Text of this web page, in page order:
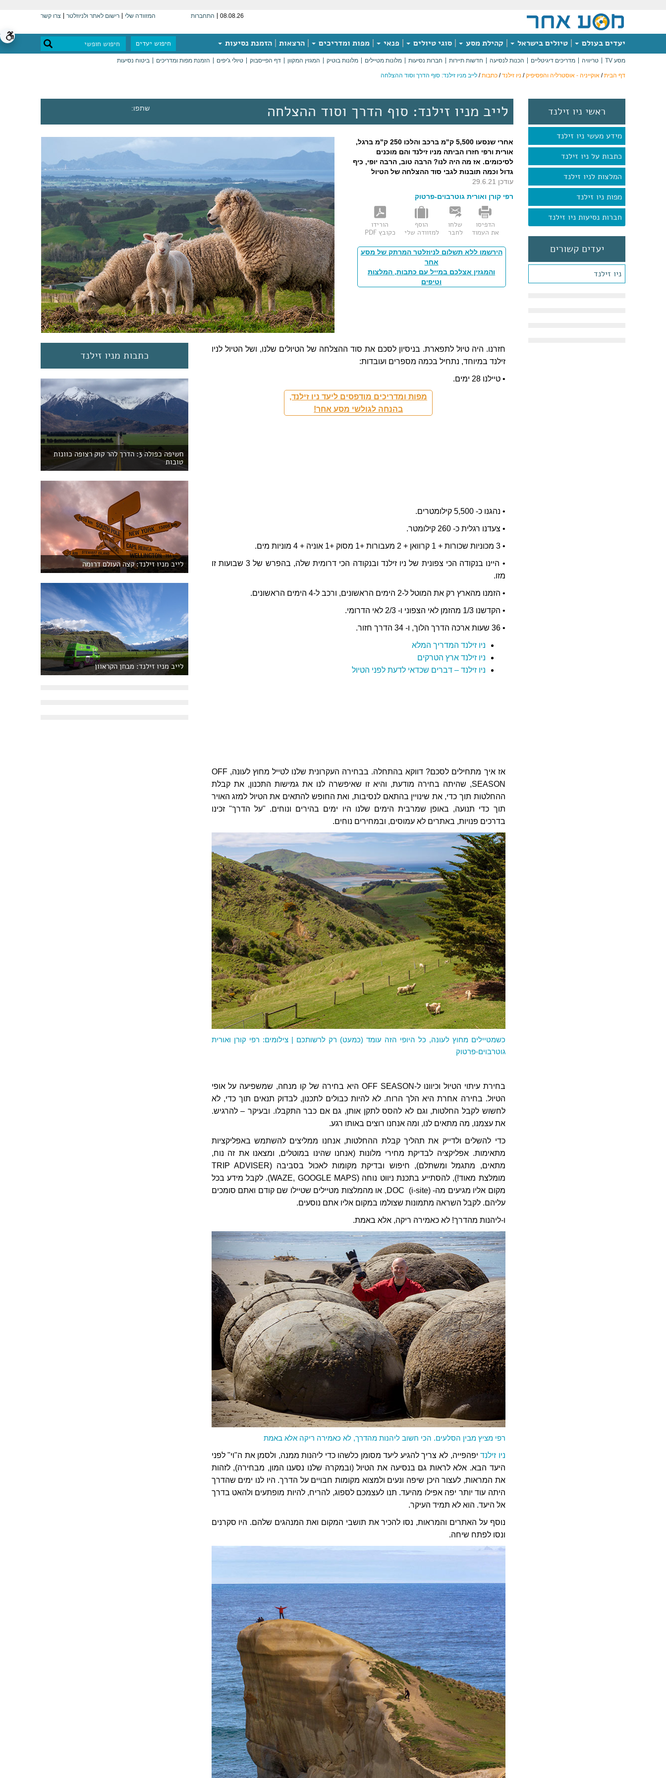
08.08.26 התחברות המזוודה שלי רישום לאתר ולניוזלטר צרו קשר
יעדים בעולם טיולים בישראל קהילת מסע סוגי טיולים פנאי מפות ומדריכים הרצאות הזמנת נסיעות חיפוש יעדים
מסע TV טריוויה מדריכים דיגיטליים הכנות לנסיעה חדשות תיירות חברות נסיעות מלונות מטיילים מלונות בוטיק המגזין המקוון דף הפייסבוק טיולי ג'יפים הזמנת מפות ומדריכים ביטוח נסיעות
דף הבית/ אוקייניה - אוסטרליה והפסיפיק/ ניו זילנד/ כתבות/ לייב מניו זילנד: סוף הדרך וסוד ההצלחה
ראשי ניו זילנד
מידע מעשי ניו זילנד
כתבות על ניו זילנד
המלצות לניו זילנד
מפות ניו זילנד
חברות נסיעות ניו זילנד
יעדים קשורים
ניו זילנד
לייב מניו זילנד: סוף הדרך וסוד ההצלחה שתפו:
אחרי שנסעו 5,500 ק"מ ברכב והלכו 250 ק"מ ברגל,
אורית ורפי חזרו הביתה מניו זילנד והם מוכנים
לסיכומים. אז מה היה לנו? הרבה טוב, הרבה יופי, כיף
גדול וכמה תובנות לגבי סוד ההצלחה של הטיול
עודכן 29.6.21
רפי קורן ואורית גוטרבוים-פרטוק
הדפיסו
את העמוד
שלחו
לחבר
הוסף
למזוודה שלי
הורידו
כקובץ PDF
הירשמו ללא תשלום לניוזלטר המרתק של מסע
אחר
והמגזין אצלכם במייל עם כתבות, המלצות
וטיפים
חזרנו. היה טיול לתפארת. בניסיון לסכם את סוד ההצלחה של הטיולים שלנו, ושל הטיול לניו
זילנד במיוחד, נתחיל בכמה מספרים ועובדות:
• טיילנו 28 ימים.
מפות ומדריכים מודפסים ליעד ניו זילנד,
בהנחה לגולשי מסע אחר!
• נהגנו כ- 5,500 קילומטרים.
• צעדנו רגלית כ- 260 קילומטר.
• 3 מכוניות שכורות + 1 קרוואן + 2 מעבורות +1 מסוק +1 אוניה + 4 מוניות מים.
• היינו בנקודה הכי צפונית של ניו זילנד ובנקודה הכי דרומית שלה, בהפרש של 3 שבועות זו
מזו.
• הזמנו מהארץ רק את המוטל ל-2 הימים הראשונים, ורכב ל-4 הימים הראשונים.
• הקדשנו 1/3 מהזמן לאי הצפוני ו- 2/3 לאי הדרומי.
• 36 שעות ארכה הדרך הלוך, ו- 34 הדרך חזור.
ניו זילנד המדריך המלא
ניו זילנד ארץ הטרקים
ניו זילנד – דברים שכדאי לדעת לפני הטיול
אז איך מתחילים לסכם? דווקא בהתחלה. בבחירה העקרונית שלנו לטייל מחוץ לעונה, OFF
SEASON, שהיתה בחירה מודעת, והיא זו שאיפשרה לנו את גמישות התכנון, את קבלת
ההחלטות תוך כדי, את שינויין בהתאם לנסיבות, ואת החופש להתאים את הטיול למזג האויר
תוך כדי תנועה, באופן שמרבית הימים שלנו היו ימים בהירים ונוחים. "על הדרך" זכינו
בדרכים פנויות, באתרים לא עמוסים, ובמחירים נוחים.
כשמטיילים מחוץ לעונה, כל היופי הזה עומד (כמעט) רק לרשותכם | צילומים: רפי קורן ואורית
גוטרבוים-פרטוק
בחירת עיתוי הטיול וכיוונו ל-OFF SEASON היא בחירה של קו מנחה, שמשפיעה על אופי
הטיול. בחירה אחרת היא הלך הרוח. לא להיות כבולים לתכנון, לבדוק תנאים תוך כדי, לא
לחשוש לקבל החלטות, וגם לא להסס לתקן אותן, גם אם כבר התקבלו. ובעיקר – להרגיש.
את עצמנו, מה מתאים לנו, ומה אנחנו רוצים באותו רגע.
כדי להשלים ולדייק את תהליך קבלת ההחלטות, אנחנו ממליצים להשתמש באפליקציות
מתאימות. אפליקציה לבדיקת מחירי מלונות (אנחנו שהינו במוטלים, ומצאנו את זה נוח,
מתאים, מתגמל ומשתלם), חיפוש ובדיקת מקומות לאכול בסביבה (TRIP ADVISER
מומלצת מאוד!), להסתייע בתכנת ניווט נוחה (WAZE, GOOGLE MAPSׂ). לקבל מידע בכל
מקום אליו מגיעים מה- DOC (i-site), או מהמלצות מטיילים שטיילו שם קודם ואתם סומכים
עליהם. לקבל השראה מתמונות שצולמו במקום אליו אתם נוסעים.
ו-ליהנות מהדרך! לא כאמירה ריקה, אלא באמת.
רפי מציץ מבין הסלעים. הכי חשוב ליהנות מהדרך, לא כאמירה ריקה אלא באמת
ניו זילנדיפהפייה, לא צריך להגיע ליעד מסומן כלשהו כדי ליהנות ממנה, ולסמן את ה"וי" לפני
היעד הבא. אלא לראות גם בנסיעה את הטיול (ובמקרה שלנו נסענו המון, מבחירה), לזהות
את המראות, לעצור היכן שיפה ונעים ולמצוא מקומות חבויים על הדרך. היו לנו ימים שהדרך
היתה עוד יותר יפה אפילו מהיעד. תנו לעצמכם לספוג, להריח, להיות מופתעים ולהאט בדרך
אל היעד. הוא לא תמיד העיקר.
נוסף על האתרים והמראות, נסו להכיר את תושבי המקום ואת המנהגים שלהם. היו סקרנים
ונסו לפתח שיחה.
כתבות מניו זילנד
חשיפה כפולה 3: הדרך להר קוק רצופה כוונות
טובות
לייב מניו זילנד: קצה העולם דרומה
לייב מניו זילנד: מבחן הקראוון